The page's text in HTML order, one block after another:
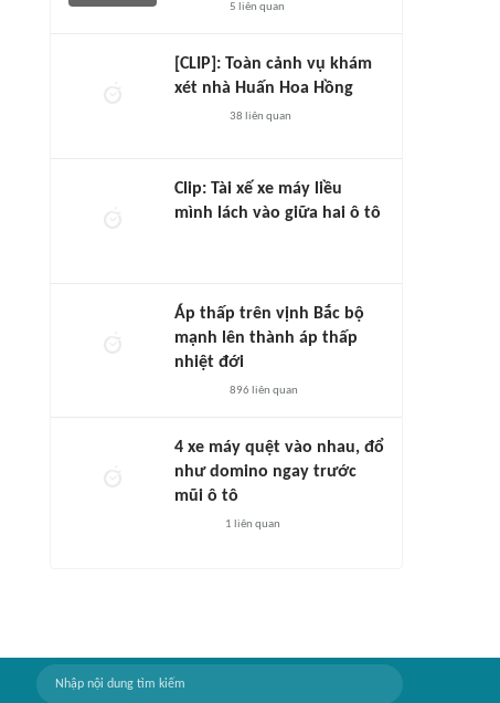
5 liên quan
[CLIP]: Toàn cảnh vụ khám
xét nhà Huấn Hoa Hồng
38 liên quan
Clip: Tài xế xe máy liều
mình lách vào giữa hai ô tô
Áp thấp trên vịnh Bắc bộ
mạnh lên thành áp thấp
nhiệt đới
896 liên quan
4 xe máy quệt vào nhau, đổ
như domino ngay trước
mũi ô tô
1 liên quan